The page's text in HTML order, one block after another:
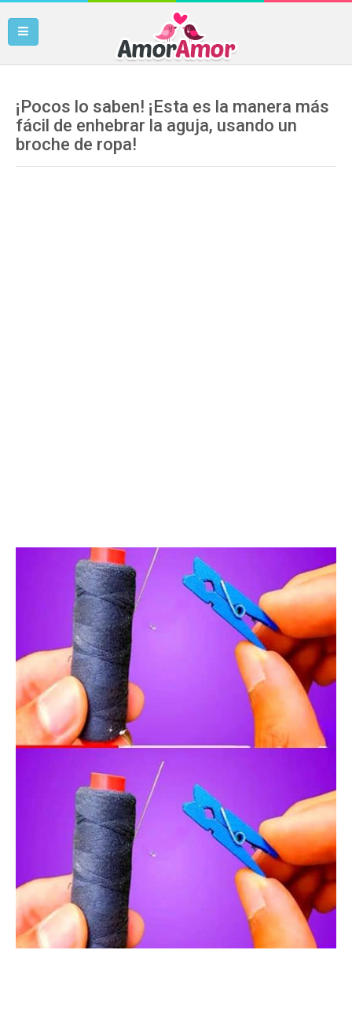
¡Pocos lo saben! ¡Esta es la manera más
fácil de enhebrar la aguja, usando un
broche de ropa!